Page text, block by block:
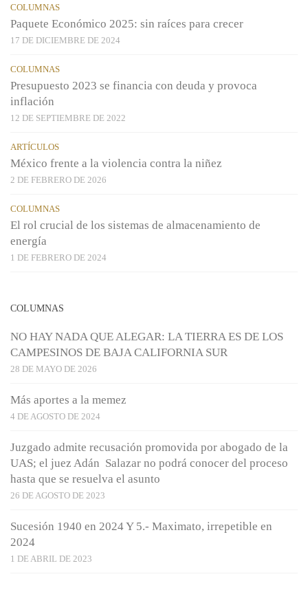
COLUMNAS
Paquete Económico 2025: sin raíces para crecer
17 DE DICIEMBRE DE 2024
COLUMNAS
Presupuesto 2023 se financia con deuda y provoca
inflación
12 DE SEPTIEMBRE DE 2022
ARTÍCULOS
México frente a la violencia contra la niñez
2 DE FEBRERO DE 2026
COLUMNAS
El rol crucial de los sistemas de almacenamiento de
energía
1 DE FEBRERO DE 2024
COLUMNAS
NO HAY NADA QUE ALEGAR: LA TIERRA ES DE LOS
CAMPESINOS DE BAJA CALIFORNIA SUR
28 DE MAYO DE 2026
Más aportes a la memez
4 DE AGOSTO DE 2024
Juzgado admite recusación promovida por abogado de la
UAS; el juez Adán Salazar no podrá conocer del proceso
hasta que se resuelva el asunto
26 DE AGOSTO DE 2023
Sucesión 1940 en 2024 Y 5.- Maximato, irrepetible en
2024
1 DE ABRIL DE 2023